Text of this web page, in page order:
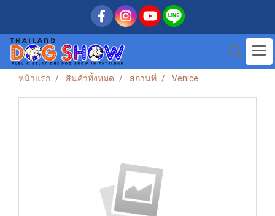
หน้าแรก สินค้าทั้งหมด สถานที่ Venice